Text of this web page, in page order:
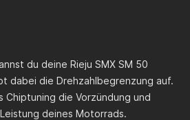
du deine Rieju SMX SM 50
dabei die Drehzahlbegrenzung auf.
Chiptuning die Vorzündung und
deines Motorrads.